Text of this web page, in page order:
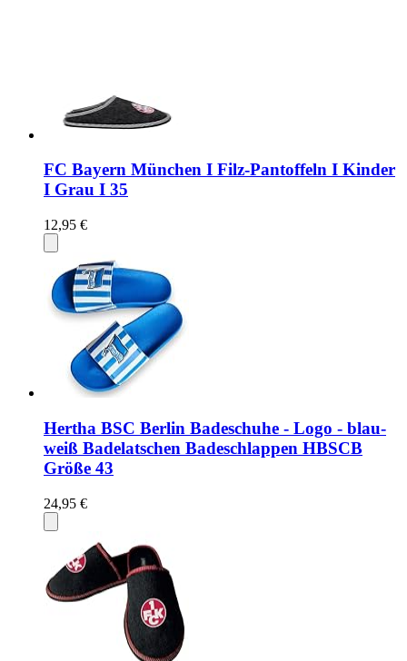
FC Bayern München I Filz-Pantoffeln I Kinder
I Grau I 35
12,95 €
Hertha BSC Berlin Badeschuhe - Logo - blau-
weiß Badelatschen Badeschlappen HBSCB
Größe 43
24,95 €